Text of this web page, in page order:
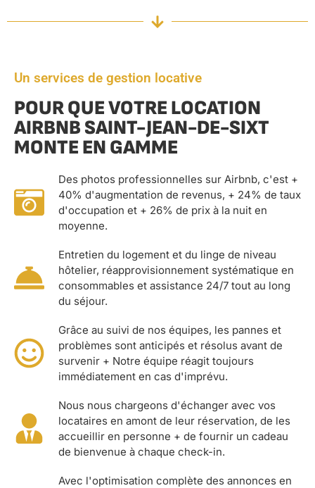
Un services de gestion locative
POUR QUE VOTRE LOCATION
AIRBNB SAINT-JEAN-DE-SIXT
MONTE EN GAMME
Des photos professionnelles sur Airbnb, c'est +
40% d'augmentation de revenus, + 24% de taux
d'occupation et + 26% de prix à la nuit en
moyenne.
Entretien du logement et du linge de niveau
hôtelier, réapprovisionnement systématique en
consommables et assistance 24/7 tout au long
du séjour.
Grâce au suivi de nos équipes, les pannes et
problèmes sont anticipés et résolus avant de
survenir + Notre équipe réagit toujours
immédiatement en cas d'imprévu.
Nous nous chargeons d'échanger avec vos
locataires en amont de leur réservation, de les
accueillir en personne + de fournir un cadeau
de bienvenue à chaque check-in.
Avec l'optimisation complète des annonces en